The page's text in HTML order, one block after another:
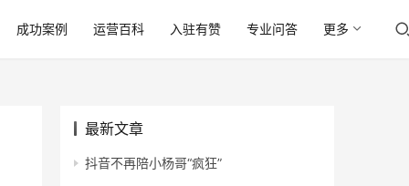
成功案例 运营百科 入驻有赞 专业问答 更多
最新文章
抖音不再陪小杨哥“疯狂”